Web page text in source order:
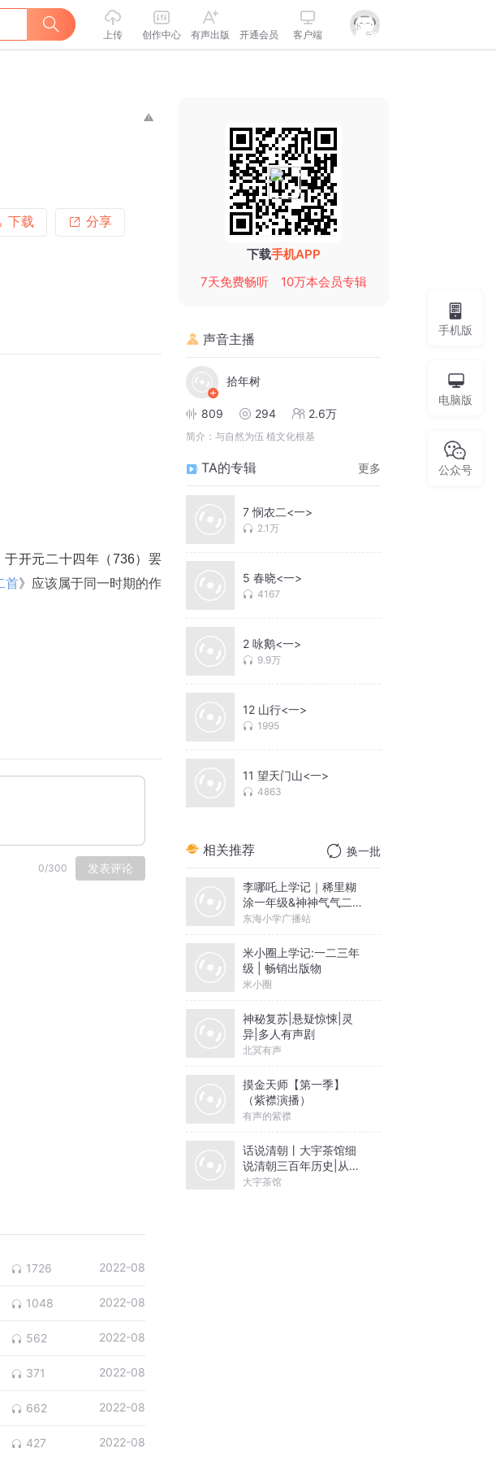
上传 创作中心 有声出版 开通会员 客户端
下载 分享
于开元二十四年（736）罢
首》应该属于同一时期的作
，以至抱怨夜长。
内心的感受而已，读诗读
写了一个状态，应该是月
0/300 发表评论
1726 2022-08
1048 2022-08
562 2022-08
371 2022-08
662 2022-08
427 2022-08
下载手机APP
7天免费畅听
10万本会员专辑
声音主播
拾年树
809 294 2.6万
简介： 与自然为伍 植文化根基
TA的专辑 更多
7 悯农二<一>
2.1万
5 春晓<一>
4167
2 咏鹅<一>
9.9万
12 山行<一>
1995
11 望天门山<一>
4863
相关推荐 换一批
李哪吒上学记｜稀里糊
涂一年级&神神气气二年
级
东海小学广播站
米小圈上学记:一二三年
级 | 畅销出版物
米小圈
神秘复苏|悬疑惊悚|灵
异|多人有声剧
北冥有声
摸金天师【第一季】
（紫襟演播）
有声的紫襟
话说清朝丨大宇茶馆细
说清朝三百年历史|从努
尔哈赤到末代皇帝溥仪|
大宇茶馆
手机版
电脑版
公众号